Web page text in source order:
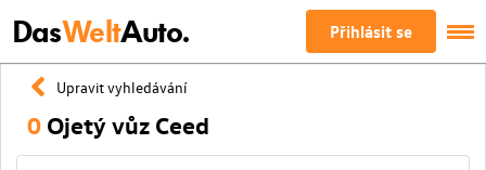
DasWeltAuto. Přihlásit se
Upravit vyhledávání
0 Ojetý vůz Ceed